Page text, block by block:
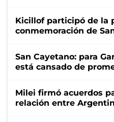
Kicillof participó de la
conmemoración de
San Cayetano: para
está cansado de
Milei firmó acuerdos
relación entre